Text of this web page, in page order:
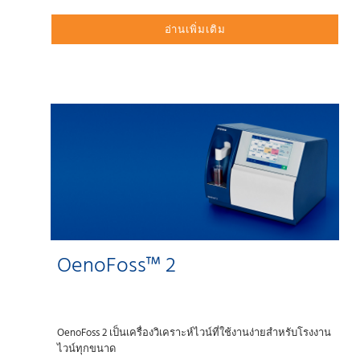
อ่านเพิ่มเติม
OenoFoss™ 2
OenoFoss 2 เป็นเครื่องวิเคราะห์ไวน์ที่ใช้งานง่ายสำหรับโรงงาน
ไวน์ทุกขนาด